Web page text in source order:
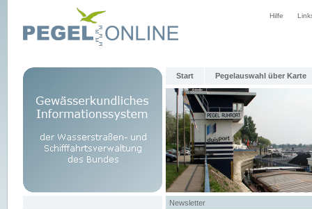
Hilfe
Start Pegelauswahl über Karte
Newsletter